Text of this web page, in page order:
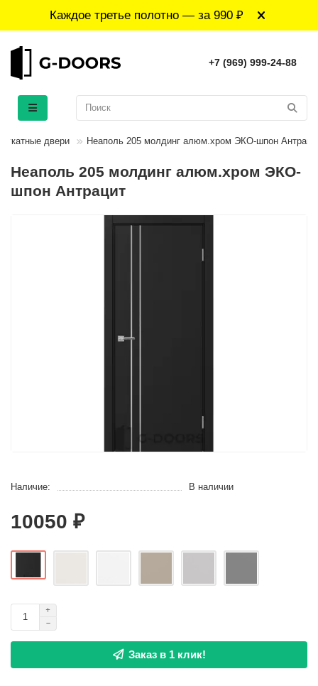
Каждое третье полотно — за 990 ₽
+7 (969) 999-24-88
Откатные двери Неаполь 205 молдинг алюм.хром ЭКО-шпон
Неаполь 205 молдинг алюм.хром ЭКО-
шпон Антрацит
Наличие: В наличии
10050 ₽
Заказ в 1 клик!